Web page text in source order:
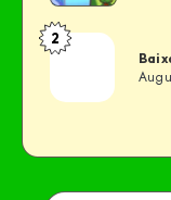
2